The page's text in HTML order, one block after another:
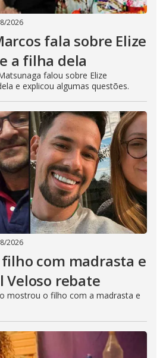
2026
fala sobre Elize
a filha dela
falou sobre Elize
e explicou algumas questões.
2026
com madrasta e
Veloso rebate
mostrou o filho com a madrasta e